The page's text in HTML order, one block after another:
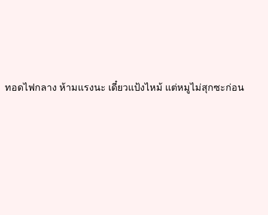
ทอดไฟกลาง ห้ามแรงนะ เดี๋ยวแป้งไหม้ แต่หมูไม่สุกซะก่อน